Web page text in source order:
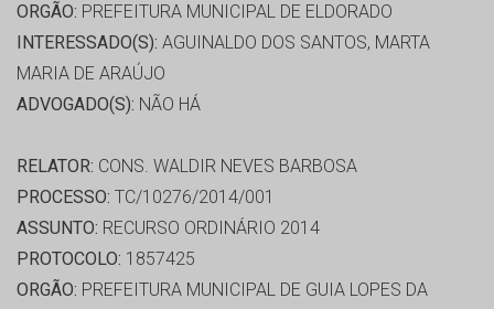
ORGÃO: PREFEITURA MUNICIPAL DE ELDORADO
INTERESSADO(S): AGUINALDO DOS SANTOS, MARTA
MARIA DE ARAÚJO
ADVOGADO(S): NÃO HÁ
RELATOR: CONS. WALDIR NEVES BARBOSA
PROCESSO: TC/10276/2014/001
ASSUNTO: RECURSO ORDINÁRIO 2014
PROTOCOLO: 1857425
ORGÃO: PREFEITURA MUNICIPAL DE GUIA LOPES DA